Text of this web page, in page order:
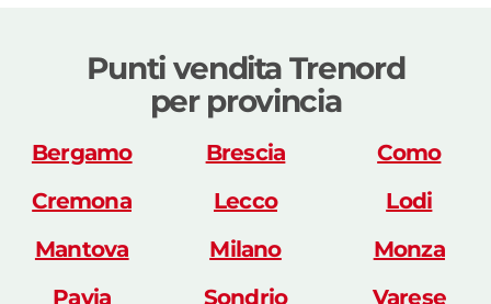
Punti vendita Trenord
per provincia
Bergamo Brescia
Como
Cremona
Lecco
Lodi
Mantova
Milano
Monza
Pavia
Sondrio Varese